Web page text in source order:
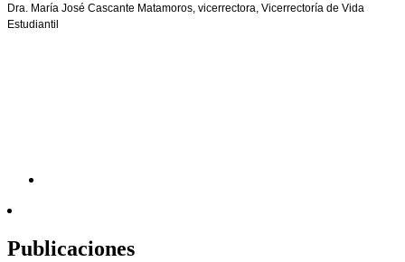
Dra. María José Cascante Matamoros, vicerrectora, Vicerrectoría de Vida
Estudiantil
Publicaciones